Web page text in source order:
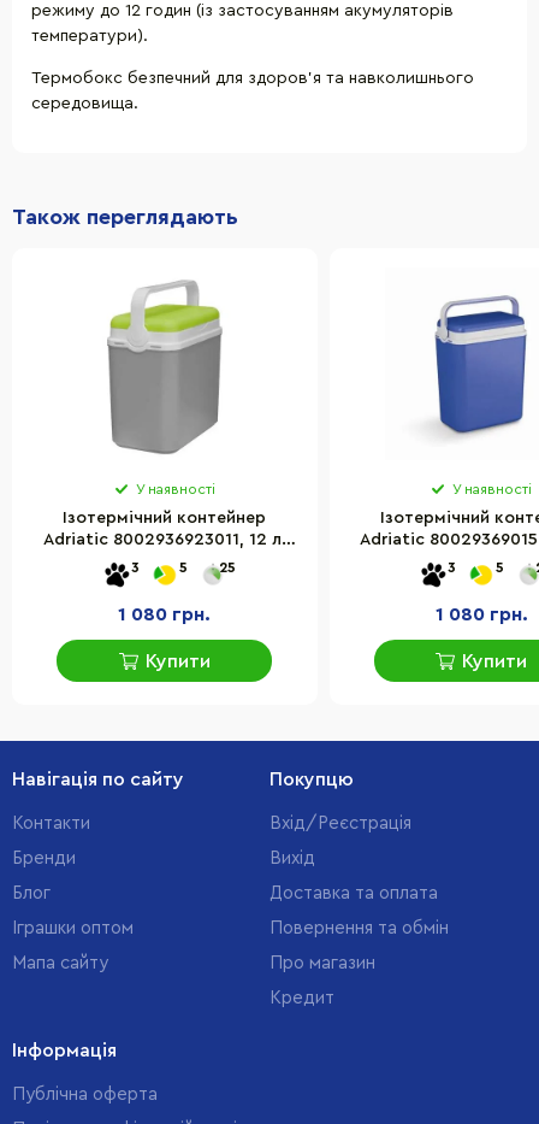
режиму до 12 годин (із застосуванням акумуляторів
температури).
Термобокс безпечний для здоров’я та навколишнього
середовища.
Також переглядають
У наявності
Ізотермічний контейнер
Adriatic 8002936923011, 12 л,
сірий із салатовим
3 5 25
1 080 грн.
Купити
У наявності
Ізотермічний
Adriatic
синій
3 5
1 080 грн.
Купити
Навігація по сайту
Контакти
Бренди
Блог
Іграшки оптом
Мапа сайту
Покупцю
Вхід/Реєстрація
Вихід
Доставка та оплата
Повернення та обмін
Про магазин
Кредит
Інформація
Публічна оферта